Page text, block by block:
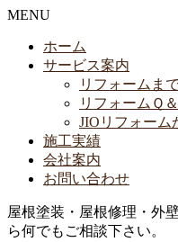
MENU
ホーム
サービス案内
リフォームま
リフォームＱ
JIOリフォーム
施工実績
会社案内
お問い合わせ
屋根塗装・屋根修理・外
ら何でもご相談下さい。